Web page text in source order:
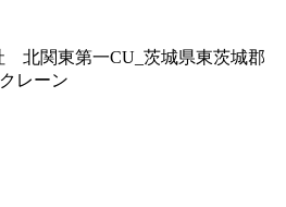
北関東第一CU_茨城県東茨城郡
レーン